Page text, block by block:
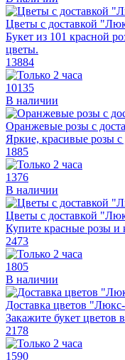
Цветы с доставкой
Букет из 101 красной
цветы.
13884
10135
В наличии
Оранжевые розы с
Яркие, красивые розы
1885
1376
В наличии
Цветы с доставкой
Купите красные розы и
2473
1805
В наличии
Доставка цветов
Закажите букет цветов
2178
1590